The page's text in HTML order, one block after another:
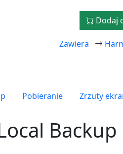
Dodaj
Zawiera
Pobieranie Zrzuty
Backup